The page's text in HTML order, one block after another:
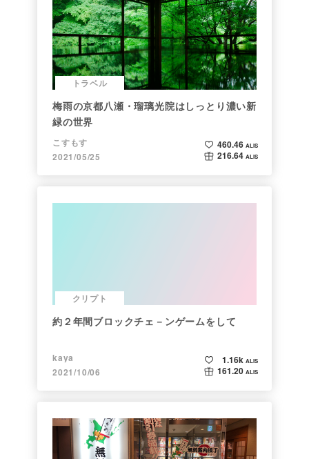
トラベル
梅雨の京都八瀬・瑠璃光院はしっとり濃い新
緑の世界
こすもす
2021/05/25
460.46 ALIS
216.64 ALIS
クリプト
約２年間ブロックチェ－ンゲームをして
kaya
2021/10/06
1.16k ALIS
161.20 ALIS